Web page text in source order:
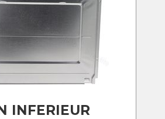
INFERIEUR